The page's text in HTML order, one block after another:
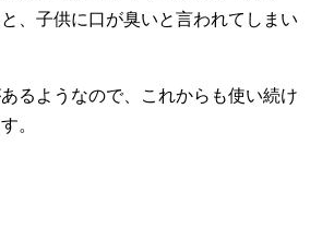
、子供に口が臭いと言われてしまい
るようなので、これからも使い続け
。